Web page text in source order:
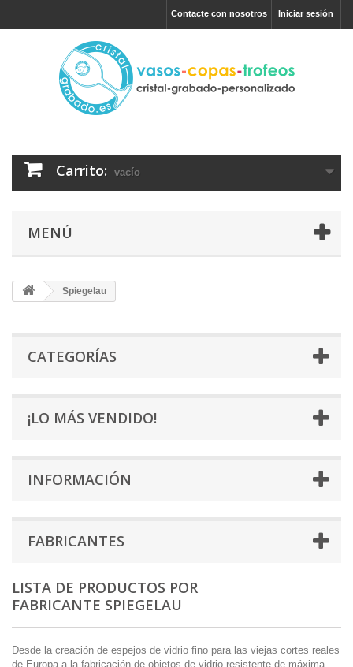
Iniciar sesión
Contacte con nosotros
Carrito: vacío
MENÚ
Spiegelau
CATEGORÍAS
¡LO MÁS VENDIDO!
INFORMACIÓN
FABRICANTES
LISTA DE PRODUCTOS POR
FABRICANTE SPIEGELAU
Desde la creación de espejos de vidrio fino para las viejas cortes reales
de Europa a la fabricación de objetos de vidrio resistente de máxima